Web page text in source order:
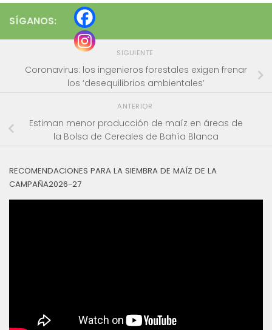
SÍGANOS:
SIGUIENTE
Coronavirus: los ingenieros forestales exigen frenar
los ‘desequilibrios ambientales’
ANTERIOR
Estiman menor producción de maíz en áreas de
la Bolsa de Cereales de Bahía Blanca
RECOMENDACIONES PARA LA SIEMBRA DE MAÍZ DE LA
CAMPAÑA2026-27